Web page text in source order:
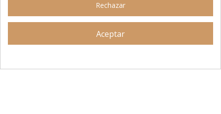
Rechazar
Aceptar